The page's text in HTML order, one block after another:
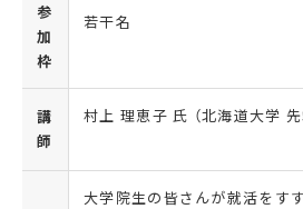
参
加
枠
若干名
講
師
村上 理恵子 氏 （北海道大学
大学院生の皆さんが就活をす